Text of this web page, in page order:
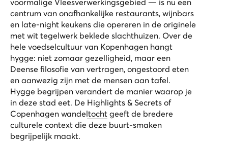
voormalige Vleesverwerkingsgebied — is nu een
centrum van onafhankelijke restaurants, wijnbars
en late-night keukens die opereren in de originele
met wit tegelwerk beklede slachthuizen. Over de
hele voedselcultuur van Kopenhagen hangt
hygge: niet zomaar gezelligheid, maar een
Deense filosofie van vertragen, ongestoord eten
en aanwezig zijn met de mensen aan tafel.
Hygge begrijpen verandert de manier waarop je
in deze stad eet. De Highlights & Secrets of
Copenhagen wandeltocht geeft de bredere
culturele context die deze buurt-smaken
begrijpelijk maakt.